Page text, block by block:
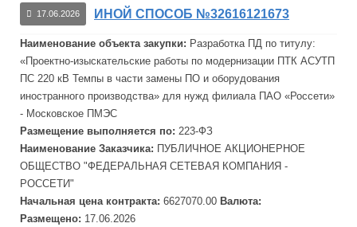
17.06.2026 ИНОЙ СПОСОБ №32616121673
Наименование объекта закупки: Разработка ПД по титулу:
«Проектно-изыскательские работы по модернизации ПТК АСУТП
ПС 220 кВ Темпы в части замены ПО и оборудования
иностранного производства» для нужд филиала ПАО «Россети»
- Московское ПМЭС
Размещение выполняется по: 223-ФЗ
Наименование Заказчика: ПУБЛИЧНОЕ АКЦИОНЕРНОЕ
ОБЩЕСТВО "ФЕДЕРАЛЬНАЯ СЕТЕВАЯ КОМПАНИЯ -
РОССЕТИ"
Начальная цена контракта: 6627070.00 Валюта:
Размещено: 17.06.2026